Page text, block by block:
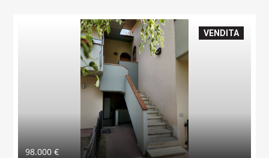
VENDITA
98.000 €